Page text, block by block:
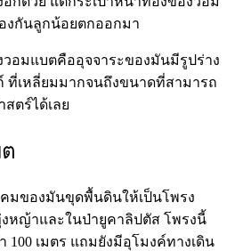
งกันลูกน้อยตกออกมา
อมแบตคืออุจจาระของมันมีรูปร่าง
ที่เหลี่ยมมากจนถึงขนาดที่สามารถ
ตร์ได้เลย
มของมันขุดพื้นดินให้เป็นโพรง
หญ้าและในป่ายูคาลิปตัส โพรงนี้
100 เมตร แถมยังมีอุโมงค์ทางเดิน